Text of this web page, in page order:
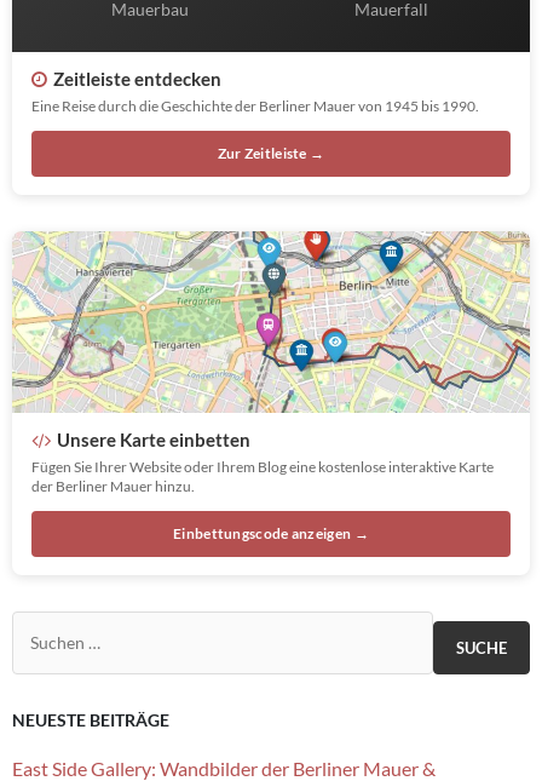
Mauerbau Mauerfall
Zeitleiste entdecken
Eine Reise durch die Geschichte der Berliner Mauer von 1945 bis 1990.
Zur Zeitleiste →
Unsere Karte einbetten
Fügen Sie Ihrer Website oder Ihrem Blog eine kostenlose interaktive Karte
der Berliner Mauer hinzu.
Einbettungscode anzeigen →
NEUESTE BEITRÄGE
East Side Gallery: Wandbilder der Berliner Mauer &